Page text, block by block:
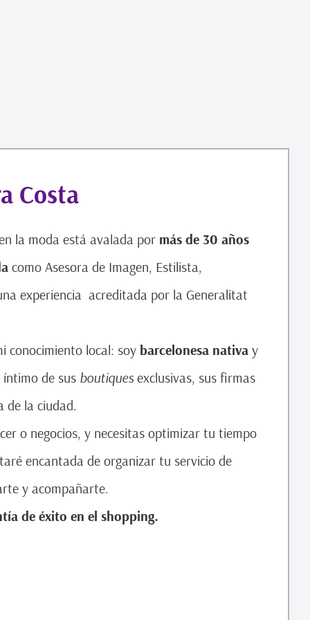
Costa
la moda está avalada por más de 30 años
como Asesora de Imagen, Estilista,
experiencia acreditada por la Generalitat
conocimiento local: soy barcelonesa nativa y
de sus boutiquesexclusivas, sus firmas
de la ciudad.
o negocios, y necesitas optimizar tu tiempo
encantada de organizar tu servicio de
y acompañarte.
de éxito en el shopping.